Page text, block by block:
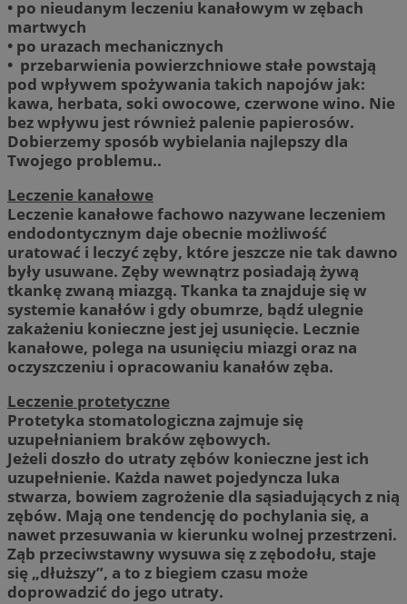
• po nieudanym leczeniu kanałowym w zębach
martwych
• po urazach mechanicznych
• przebarwienia powierzchniowe stałe powstają
pod wpływem spożywania takich napojów jak:
kawa, herbata, soki owocowe, czerwone wino. Nie
bez wpływu jest również palenie papierosów.
Dobierzemy sposób wybielania najlepszy dla
Twojego problemu..
Leczenie kanałowe
Leczenie kanałowe fachowo nazywane leczeniem
endodontycznym daje obecnie możliwość
uratować i leczyć zęby, które jeszcze nie tak dawno
były usuwane. Zęby wewnątrz posiadają żywą
tkankę zwaną miazgą. Tkanka ta znajduje się w
systemie kanałów i gdy obumrze, bądź ulegnie
zakażeniu konieczne jest jej usunięcie. Lecznie
kanałowe, polega na usunięciu miazgi oraz na
oczyszczeniu i opracowaniu kanałów zęba.
Leczenie protetyczne
Protetyka stomatologiczna zajmuje się
uzupełnianiem braków zębowych.
Jeżeli doszło do utraty zębów konieczne jest ich
uzupełnienie. Każda nawet pojedyncza luka
stwarza, bowiem zagrożenie dla sąsiadujących z nią
zębów. Mają one tendencję do pochylania się, a
nawet przesuwania w kierunku wolnej przestrzeni.
Ząb przeciwstawny wysuwa się z zębodołu, staje
się „dłuższy”, a to z biegiem czasu może
doprowadzić do jego utraty.